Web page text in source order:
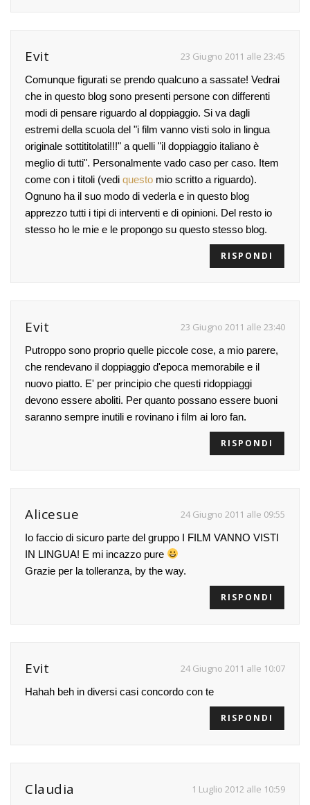
Evit 23 Giugno 2011 alle 23:45
Comunque figurati se prendo qualcuno a sassate! Vedrai
che in questo blog sono presenti persone con differenti
modi di pensare riguardo al doppiaggio. Si va dagli
estremi della scuola del "i film vanno visti solo in lingua
originale sottititolati!!!" a quelli "il doppiaggio italiano è
meglio di tutti". Personalmente vado caso per caso. Item
come con i titoli (vedi questo mio scritto a riguardo).
Ognuno ha il suo modo di vederla e in questo blog
apprezzo tutti i tipi di interventi e di opinioni. Del resto io
stesso ho le mie e le propongo su questo stesso blog.
RISPONDI
Evit 23 Giugno 2011 alle 23:40
Putroppo sono proprio quelle piccole cose, a mio parere,
che rendevano il doppiaggio d'epoca memorabile e il
nuovo piatto. E' per principio che questi ridoppiaggi
devono essere aboliti. Per quanto possano essere buoni
saranno sempre inutili e rovinano i film ai loro fan.
RISPONDI
Alicesue 24 Giugno 2011 alle 09:55
Io faccio di sicuro parte del gruppo I FILM VANNO VISTI
IN LINGUA! E mi incazzo pure
Grazie per la tolleranza, by the way.
RISPONDI
Evit 24 Giugno 2011 alle 10:07
Hahah beh in diversi casi concordo con te
RISPONDI
Claudia 1 Luglio 2012 alle 10:59